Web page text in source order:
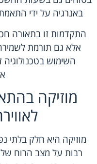
באנרגיה על ידי
התקדמות זו בתאורה
אלא גם תורמת
השימוש
מוזיקה
מוזיקה היא חלק בלתי
רבות על מצב הרוח